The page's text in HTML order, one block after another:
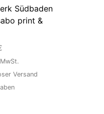
Südbaden
print &
Versand